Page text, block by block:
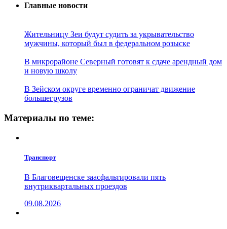
Главные новости
Жительницу Зеи будут судить за укрывательство
мужчины, который был в федеральном розыске
В микрорайоне Северный готовят к сдаче арендный дом
и новую школу
В Зейском округе временно ограничат движение
большегрузов
Материалы по теме:
Транспорт
В Благовещенске заасфальтировали пять
внутриквартальных проездов
09.08.2026